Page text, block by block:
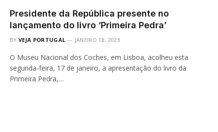
Presidente da República presente no
lançamento do livro ‘Primeira Pedra’
BY VEJA PORTUGAL JANEIRO 18, 2023
O Museu Nacional dos Coches, em Lisboa, acolheu esta
segunda-feira, 17 de janeiro, a apresentação do livro da
Primeira Pedra,…